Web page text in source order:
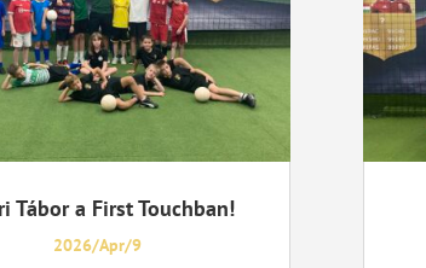
Tábor a First Touchban!
2026/Apr/9